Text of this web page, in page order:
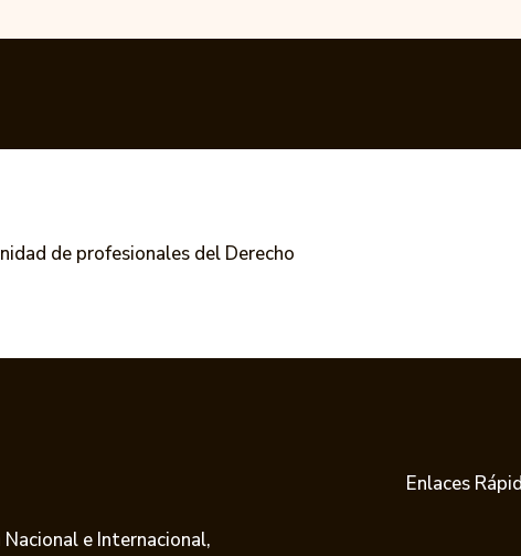
de profesionales del Derecho
e Internacional,
Enlaces